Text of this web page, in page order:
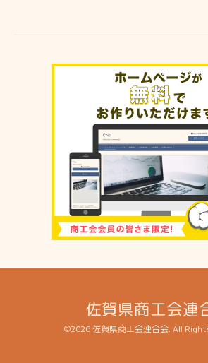
佐賀県商工会連
©2026佐賀県商工会連合会. All